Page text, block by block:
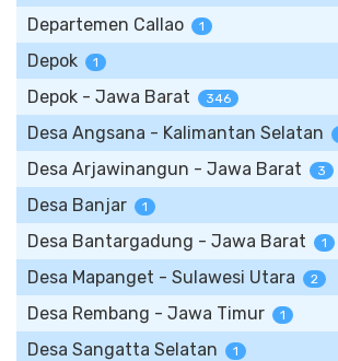
Departemen Callao 1
Depok 1
Depok - Jawa Barat 346
Desa Angsana - Kalimantan Selatan
Desa Arjawinangun - Jawa Barat 3
Desa Banjar 1
Desa Bantargadung - Jawa Barat 1
Desa Mapanget - Sulawesi Utara 2
Desa Rembang - Jawa Timur 1
Desa Sangatta Selatan 1